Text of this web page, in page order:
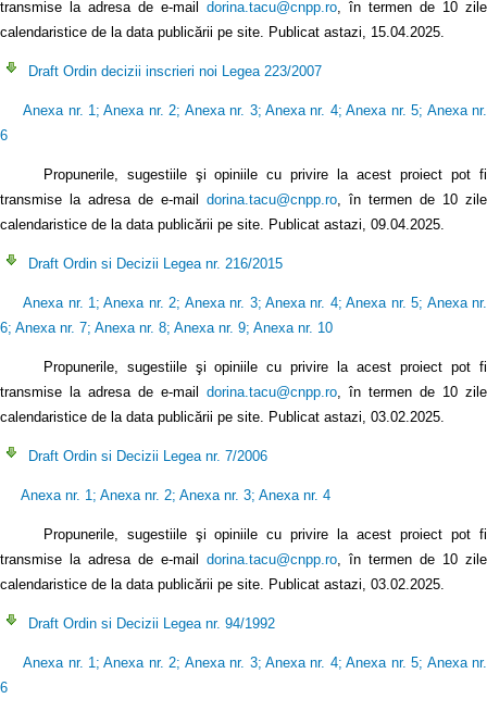
transmise la adresa de e-mail dorina.tacu@cnpp.ro , în termen de 10 zile
calendaristice de la data publicării pe site. Publicat astazi, 15.04.2025.
Draft Ordin decizii inscrieri noi Legea 223/2007
Anexa nr. 1 ;Anexa nr. 2; Anexa nr. 3;Anexa nr. 4;Anexa nr. 5; Anexa nr.
6
Propunerile, sugestiile şi opiniile cu privire la acest proiect pot fi
transmise la adresa de e-mail dorina.tacu@cnpp.ro , în termen de 10 zile
calendaristice de la data publicării pe site. Publicat astazi, 09.04.2025.
Draft Ordin si Decizii Legea nr. 216/2015
Anexa nr. 1 ;Anexa nr. 2; Anexa nr. 3;Anexa nr. 4;Anexa nr. 5; Anexa nr.
6; Anexa nr. 7; Anexa nr. 8; Anexa nr. 9; Anexa nr. 10
Propunerile, sugestiile şi opiniile cu privire la acest proiect pot fi
transmise la adresa de e-mail dorina.tacu@cnpp.ro , în termen de 10 zile
calendaristice de la data publicării pe site. Publicat astazi, 03.02.2025.
Draft Ordin si Decizii Legea nr. 7/2006
Anexa nr. 1 ; Anexa nr. 2; Anexa nr. 3; Anexa nr. 4
Propunerile, sugestiile şi opiniile cu privire la acest proiect pot fi
transmise la adresa de e-mail dorina.tacu@cnpp.ro , în termen de 10 zile
calendaristice de la data publicării pe site. Publicat astazi, 03.02.2025.
Draft Ordin si Decizii Legea nr. 94/1992
Anexa nr. 1 ;Anexa nr. 2; Anexa nr. 3;Anexa nr. 4; Anexa nr. 5; Anexa nr.
6